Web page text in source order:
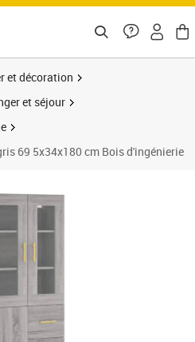
et décoration
et séjour
69 5x34x180 cm Bois d'ingénierie